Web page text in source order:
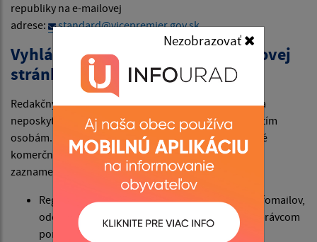
Nezobrazovať
republiky na e-mailovej
adrese:
standard@vicepremier.gov.sk
Vyhlásenie prevádzkovateľa webovej
stránky
Redakčný systém firmy webex.digital s.r.o. nevyužíva a
neposkytuje údaje návštevníkov z webového sídla tretím
osobám. Tak isto ich nepredá alebo neponúkne na iné
komerčné údaje.Osobné údaje návštevníkov webu sú
zaznamenávané v týchto prípadoch:
Registrácia úžívateľov za účelom odoberania infomailov,
odosielaných zo systému webex.digital, s.r.o. správcom
portálu.